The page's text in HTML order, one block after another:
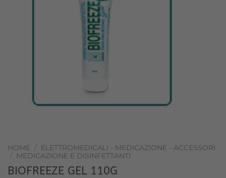
HOME /
ELETTROMEDICALI - MEDICAZIONE - ACCESSORI
/
MEDICAZIONE E DISINFETTANTI
BIOFREEZE GEL 110G